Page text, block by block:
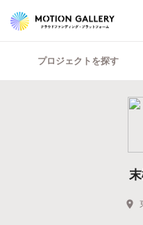
プロジェクトを探す